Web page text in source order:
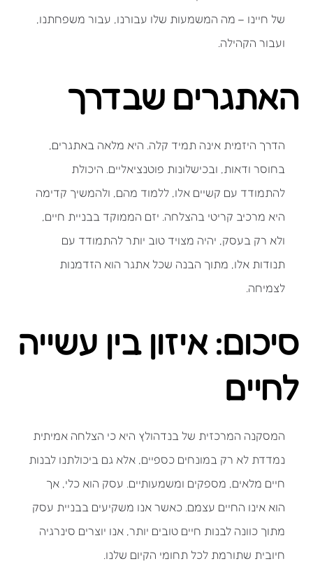
של חיינו – מה המשמעות שלו עבורנו, עבור משפחתנו,
ועבור הקהילה.
האתגרים שבדרך
הדרך היזמית אינה תמיד קלה. היא מלאה באתגרים,
בחוסר ודאות, ובכישלונות פוטנציאליים. היכולת
להתמודד עם קשיים אלו, ללמוד מהם, ולהמשיך קדימה
היא מרכיב קריטי בהצלחה. יזם הממוקד בבניית חיים,
ולא רק בעסק, יהיה מצויד טוב יותר להתמודד עם
תנודות אלו, מתוך הבנה שכל אתגר הוא הזדמנות
לצמיחה.
סיכום: איזון בין עשייה
לחיים
המסקנה המרכזית של בנדהולץ היא כי הצלחה אמיתית
נמדדת לא רק במונחים כספיים, אלא גם ביכולתנו לבנות
חיים מלאים, מספקים ומשמעותיים. עסק הוא כלי, אך
הוא אינו החיים עצמם. כאשר אנו משקיעים בבניית עסק
מתוך כוונה לבנות חיים טובים יותר, אנו יוצרים סינרגיה
חיובית שתורמת לכל תחומי הקיום שלנו.